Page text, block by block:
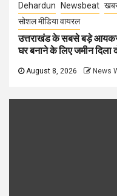
Dehardun Newsbeat
सोशल मीडिया वायरल
उत्तराखंड के सबसे बड़े आयकर
घर बनाने के लिए जमीन दिला
August 8, 2026 News